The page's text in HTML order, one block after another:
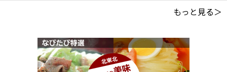
もっと見る＞